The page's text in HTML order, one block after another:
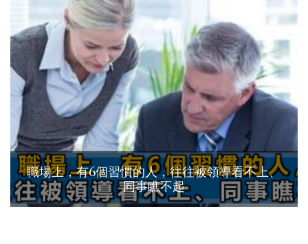
職場上，有6個習慣的人，往往被領導看不上、
同事瞧不起